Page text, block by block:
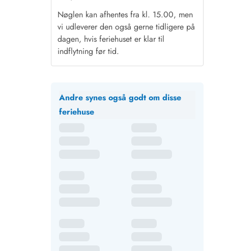
Nøglen kan afhentes fra kl. 15.00, men
vi udleverer den også gerne tidligere på
dagen, hvis feriehuset er klar til
indflytning før tid.
Andre synes også godt om disse
feriehuse